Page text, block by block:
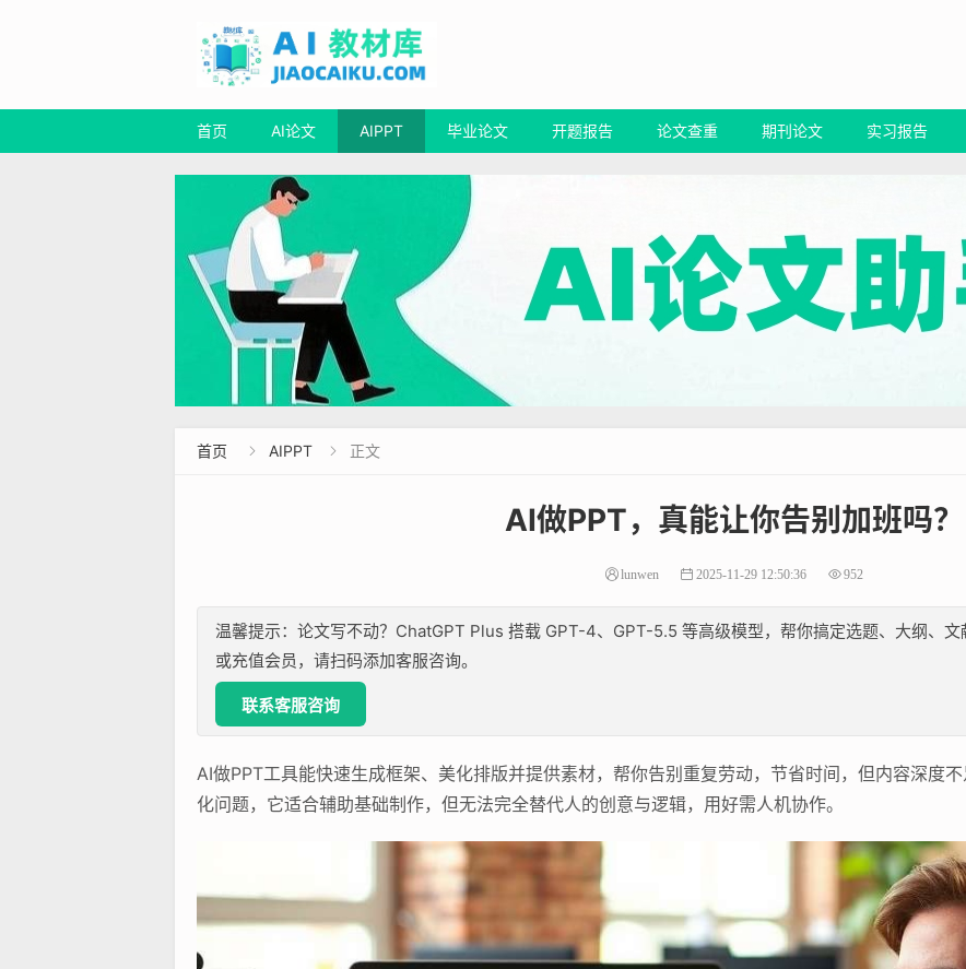
首页 AI论文 AIPPT 毕业论文 开题报告 论文查重 期刊论文 实习报告
首页  AIPPT  正文
AI做PPT，真能让你告别加班吗？
lunwen 2025-11-29 12:50:36 952
温馨提示：论文写不动？ChatGPT Plus 搭载 GPT-4、GPT-5.5 等高级模型，帮你搞定选题、大纲、
或充值会员，请扫码添加客服咨询。
联系客服咨询
AI做PPT工具能快速生成框架、美化排版并提供素材，帮你告别重复劳动，节省时间，但内容深度
化问题，它适合辅助基础制作，但无法完全替代人的创意与逻辑，用好需人机协作。